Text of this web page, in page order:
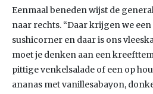
Eenmaal beneden wijst de
naar rechts. “Daar krijgen we
sushicorner en daar is ons
moet je denken aan een
pittige venkelsalade of een op
ananas met vanillesabayon,